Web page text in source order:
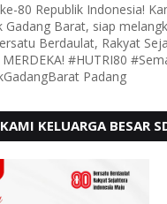
80 Republik Indonesia!
Gadang Barat, siap
Berdaulat, Rakyat
#HUTRI80
Padang
KELUARGA BESAR